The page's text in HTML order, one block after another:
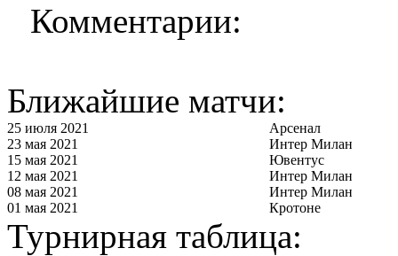
Комментарии:
Ближайшие матчи:
25 июля 2021
Арсенал
23 мая 2021
Интер Милан
15 мая 2021
Ювентус
12 мая 2021
Интер Милан
08 мая 2021
Интер Милан
01 мая 2021
Кротоне
Турнирная таблица: